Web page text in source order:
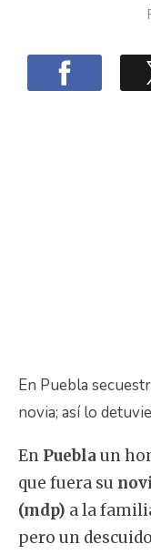
En Puebla
novia; así lo
En Puebla un
que fuera su
(mdp) a la
pero un